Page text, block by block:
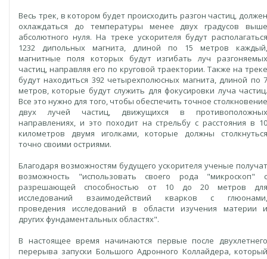
Весь трек, в котором будет происходить разгон частиц, должен
охлаждаться до температуры менее двух градусов выше
абсолютного нуля. На треке ускорителя будут располагаться
1232 дипольных магнита, длиной по 15 метров каждый,
магнитные поля которых будут изгибать луч разгоняемых
частиц, направляя его по круговой траектории. Также на треке
будут находиться 392 четырехполюсных магнита, длиной по 7
метров, которые будут служить для фокусировки луча частиц.
Все это нужно для того, чтобы обеспечить точное столкновение
двух лучей частиц, движущихся в противоположных
направлениях, и это походит на стрельбу с расстояния в 10
километров двумя иголками, которые должны столкнуться
точно своими остриями.
Благодаря возможностям будущего ускорителя ученые получат
возможность "использовать своего рода "микроскоп" с
разрешающей способностью от 10 до 20 метров для
исследований взаимодействий кварков с глюонами,
проведения исследований в области изучения материи и
других фундаментальных областях".
В настоящее время начинаются первые после двухлетнего
перерыва запуски Большого Адронного Коллайдера, который